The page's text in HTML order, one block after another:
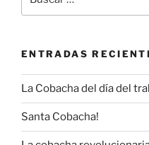
por:
ENTRADAS
La Cobacha del día del
Santa Cobacha!